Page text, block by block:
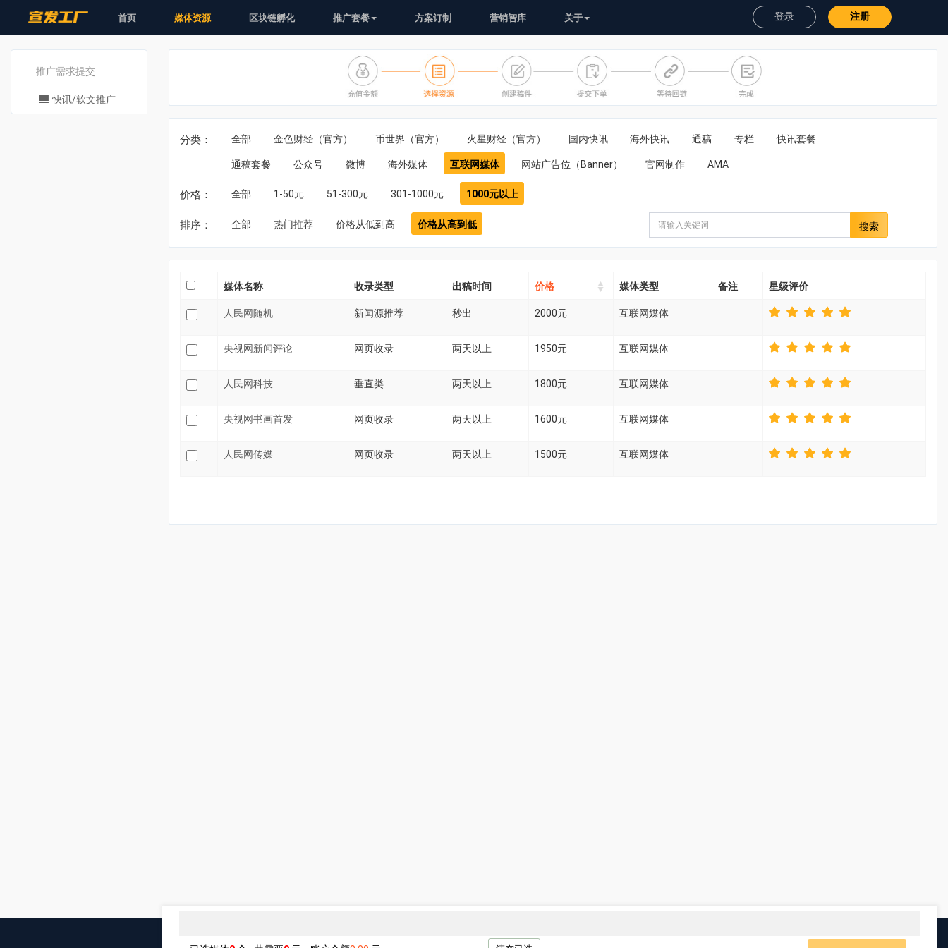
首页 媒体资源 区块链孵化 推广套餐 方案订制 营销智库 关于 登录 注册
推广需求提交
快讯/软文推广
分类： 全部 金色财经（官方） 币世界（官方） 火星财经（官方） 国内快讯 海外快讯 通稿 专栏 快讯套餐
通稿套餐 公众号 微博 海外媒体 互联网媒体 网站广告位（Banner） 官网制作 AMA
价格： 全部 1-50元 51-300元 301-1000元 1000元以上
排序： 全部 热门推荐 价格从低到高 价格从高到低 搜索
媒体名称 收录类型 出稿时间 价格 媒体类型 备注 星级评价
人民网随机 新闻源推荐 秒出 2000元 互联网媒体
央视网新闻评论 网页收录 两天以上 1950元 互联网媒体
人民网科技 垂直类 两天以上 1800元 互联网媒体
央视网书画首发 网页收录 两天以上 1600元 互联网媒体
人民网传媒 网页收录 两天以上 1500元 互联网媒体